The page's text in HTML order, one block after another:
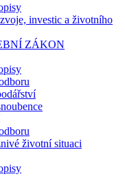
investic a životního
ZÁKON
životní situaci